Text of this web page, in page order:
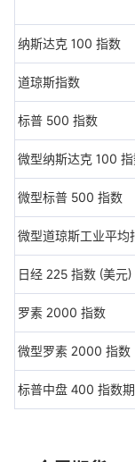
纳斯达克 100 指数
道琼斯指数
标普 500 指数
微型纳斯达克 100
微型标普 500 指数
微型道琼斯工业平均
日经 225 指数 (美元)
罗素 2000 指数
微型罗素 2000 指数
标普中盘 400 指数